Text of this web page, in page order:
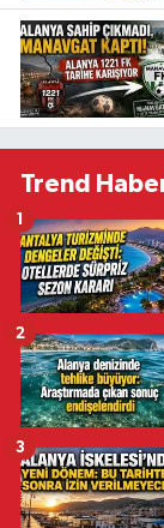
Trend
1
2
3